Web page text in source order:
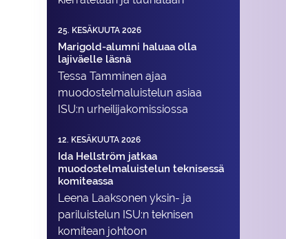
25. KESÄKUUTA 2026
Marigold-alumni haluaa olla
lajiväelle läsnä
Tessa Tamminen ajaa
muodostelma­luistelun asiaa
ISU:n urheilija­komissiossa
12. KESÄKUUTA 2026
Ida Hellström jatkaa
muodostelmaluistelun teknisessä
komiteassa
Leena Laaksonen yksin- ja
pariluistelun ISU:n teknisen
komitean johtoon